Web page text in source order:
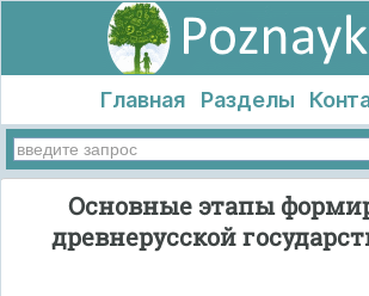
Главная Разделы
Основные этапы
древнерусской